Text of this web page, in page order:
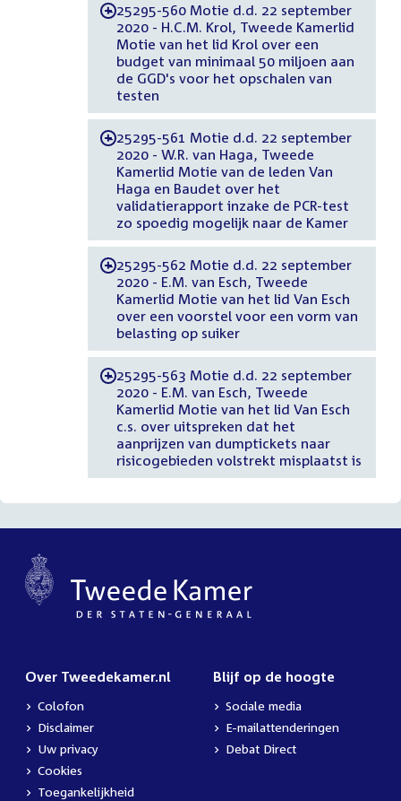
-25295-560 Motie d.d. 22 september
2020 - H.C.M. Krol, Tweede Kamerlid
Motie van het lid Krol over een
budget van minimaal 50 miljoen aan
de GGD's voor het opschalen van
testen
-25295-561 Motie d.d. 22 september
2020 - W.R. van Haga, Tweede
Kamerlid Motie van de leden Van
Haga en Baudet over het
validatierapport inzake de PCR-test
zo spoedig mogelijk naar de Kamer
-25295-562 Motie d.d. 22 september
2020 - E.M. van Esch, Tweede
Kamerlid Motie van het lid Van Esch
over een voorstel voor een vorm van
belasting op suiker
-25295-563 Motie d.d. 22 september
2020 - E.M. van Esch, Tweede
Kamerlid Motie van het lid Van Esch
c.s. over uitspreken dat het
aanprijzen van dumptickets naar
risicogebieden volstrekt misplaatst is
Over Tweedekamer.nl
Colofon
Disclaimer
Uw privacy
Cookies
Toegankelijkheid
Blijf op de hoogte
Sociale media
E-mailattenderingen
Debat Direct